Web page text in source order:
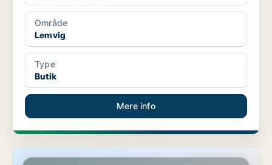
Område
Lemvig
Type
Butik
Mere info
Butik i Holstebro